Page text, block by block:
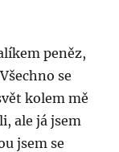
peněz,
se
kolem mě
ale já jsem
jsem se